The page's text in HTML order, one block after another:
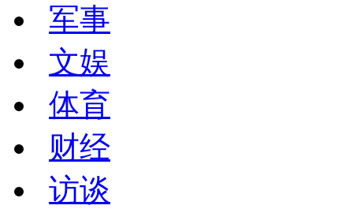
军事
文娱
体育
财经
访谈